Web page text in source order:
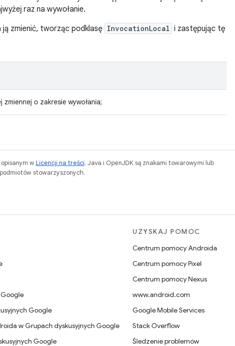
raz na wywołanie.
ją zmienić, tworząc podklasę InvocationLocal i zastępując tę
o zakresie wywołania;
wLicencji na treści. Java i OpenJDK są znakami towarowymi lub
stowarzyszonych.
Google
w Grupach dyskusyjnych Google
Google
UZYSKAJ POMOC
Centrum pomocy Androida
Centrum pomocy Pixel
Centrum pomocy Nexus
www.android.com
Google Mobile Services
Stack Overflow
Śledzenie problemów